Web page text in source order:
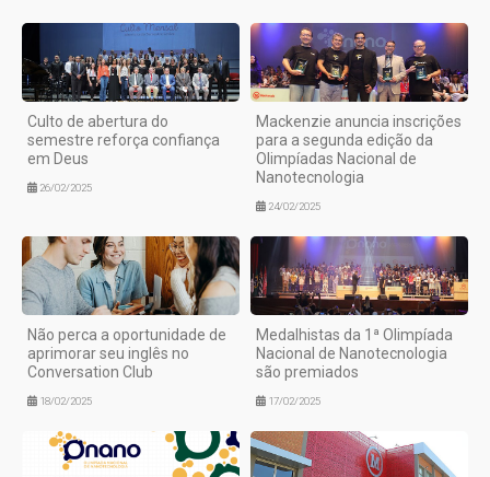
Culto de abertura do
semestre reforça confiança
em Deus
26/02/2025
Mackenzie anuncia inscrições
para a segunda edição da
Olimpíadas Nacional de
Nanotecnologia
24/02/2025
Não perca a oportunidade de
aprimorar seu inglês no
Conversation Club
18/02/2025
Medalhistas da 1ª Olimpíada
Nacional de Nanotecnologia
são premiados
17/02/2025